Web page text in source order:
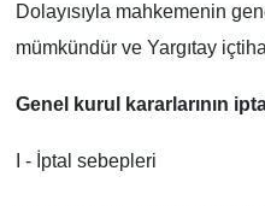
Dolayısıyla mahkemenin
mümkündür ve Yargıtay
Genel kurul kararlarının
I - İptal sebepleri